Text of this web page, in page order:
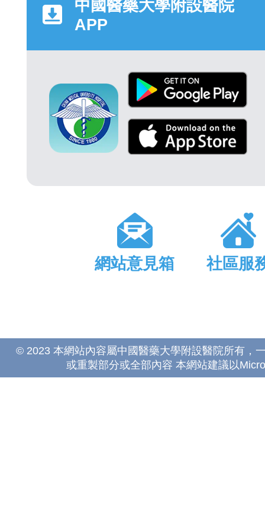
中國醫藥大學附設醫院
APP
網站意見箱 社區服
© 2023 本網站內容屬中國醫藥大學附設醫院所有，
或重製部分或全部內容 本網站建議以